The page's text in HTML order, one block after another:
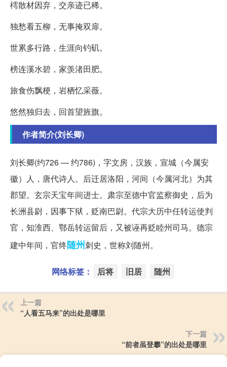
樗散材因弃，交亲迹已稀。
独愁看五柳，无事掩双扉。
世累多行路，生涯向钓矶。
榜连溪水碧，家羡渚田肥。
旅食伤飘梗，岩栖忆采薇。
悠然独归去，回首望旌旗。
作者简介(刘长卿)
刘长卿(约726 — 约786)，字文房，汉族，宣城（今属安
徽）人，唐代诗人。后迁居洛阳，河间（今属河北）为其
郡望。玄宗天宝年间进士。肃宗至德中官监察御史，后为
长洲县尉，因事下狱，贬南巴尉。代宗大历中任转运使判
官，知淮西、鄂岳转运留后，又被诬再贬睦州司马。德宗
建中年间，官终随州刺史，世称刘随州。
网络标签： 后将 旧居 随州
上一篇
“人看五马来”的出处是哪里
下一篇
“前者虽登攀”的出处是哪里